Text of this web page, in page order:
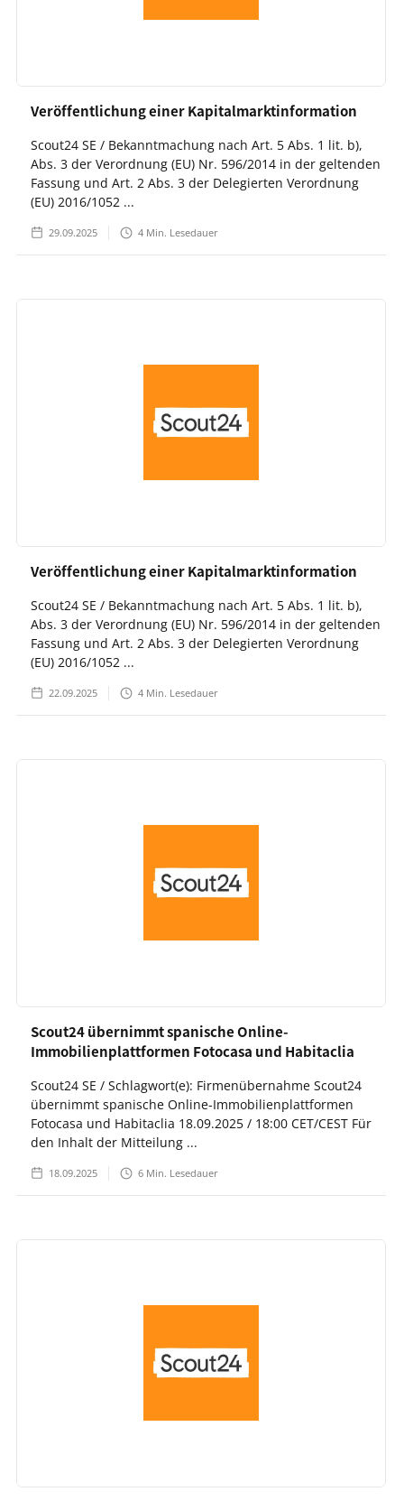
Veröffentlichung einer Kapitalmarktinformation
Scout24 SE / Bekanntmachung nach Art. 5 Abs. 1 lit. b),
Abs. 3 der Verordnung (EU) Nr. 596/2014 in der geltenden
Fassung und Art. 2 Abs. 3 der Delegierten Verordnung
(EU) 2016/1052 ...
29.09.2025 4 Min. Lesedauer
Veröffentlichung einer Kapitalmarktinformation
Scout24 SE / Bekanntmachung nach Art. 5 Abs. 1 lit. b),
Abs. 3 der Verordnung (EU) Nr. 596/2014 in der geltenden
Fassung und Art. 2 Abs. 3 der Delegierten Verordnung
(EU) 2016/1052 ...
22.09.2025 4 Min. Lesedauer
Scout24 übernimmt spanische Online-
Immobilienplattformen Fotocasa und Habitaclia
Scout24 SE / Schlagwort(e): Firmenübernahme Scout24
übernimmt spanische Online-Immobilienplattformen
Fotocasa und Habitaclia 18.09.2025 / 18:00 CET/CEST Für
den Inhalt der Mitteilung ...
18.09.2025 6 Min. Lesedauer